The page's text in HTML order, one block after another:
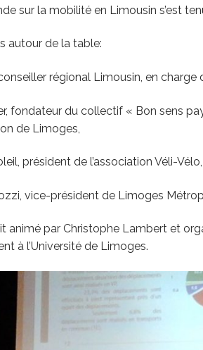
sur la mobilité en Limousin s’est
autour de la table:
régional Limousin, en
fondateur du collectif « Bon sens
de Limoges,
président de l’association Véli-Vélo,
vice-président de Limoges
animé par Christophe Lambert et
à l’Université de Limoges.